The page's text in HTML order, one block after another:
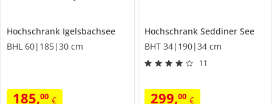
Hochschrank Igelsbachsee
BHL 60|185|30 cm
185,00 €
Hochschrank Seddiner See
BHT 34|190|34 cm
11
299,00 €